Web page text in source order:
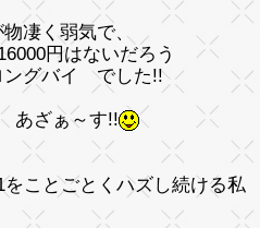
凄く弱気で、
円はないだろう
ングバイ でした!!
あざぁ～す!!
をことごとくハズし続ける私